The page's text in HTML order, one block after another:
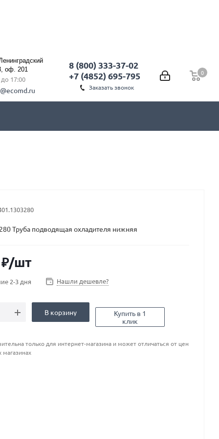
0
0
8 (800) 333-37-02
+7 (4852) 695-795
Заказать звонок
оф. 201
до 17:00
Труба подводящая охладителя нижняя
₽/шт
2-3 дня Нашли дешевле?
В корзину
Купить в 1
клик
только для интернет-магазина и может отличаться от цен
магазинах